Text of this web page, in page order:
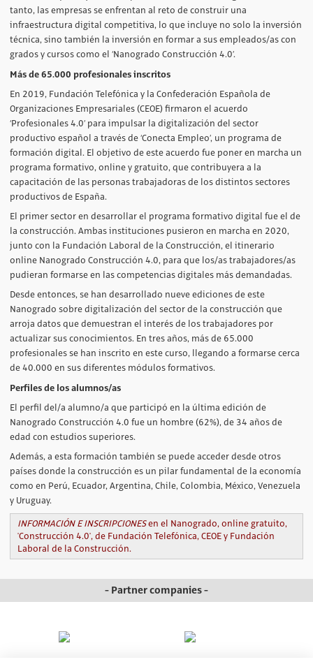
tanto, las empresas se enfrentan al reto de construir una
infraestructura digital competitiva, lo que incluye no solo la inversión
técnica, sino también la inversión en formar a sus empleados/as con
grados y cursos como el ‘Nanogrado Construcción 4.0’.
Más de 65.000 profesionales inscritos
En 2019, Fundación Telefónica y la Confederación Española de
Organizaciones Empresariales (CEOE) firmaron el acuerdo
‘Profesionales 4.0’ para impulsar la digitalización del sector
productivo español a través de ‘Conecta Empleo’, un programa de
formación digital. El objetivo de este acuerdo fue poner en marcha un
programa formativo, online y gratuito, que contribuyera a la
capacitación de las personas trabajadoras de los distintos sectores
productivos de España.
El primer sector en desarrollar el programa formativo digital fue el de
la construcción. Ambas instituciones pusieron en marcha en 2020,
junto con la Fundación Laboral de la Construcción, el itinerario
online Nanogrado Construcción 4.0, para que los/as trabajadores/as
pudieran formarse en las competencias digitales más demandadas.
Desde entonces, se han desarrollado nueve ediciones de este
Nanogrado sobre digitalización del sector de la construcción que
arroja datos que demuestran el interés de los trabajadores por
actualizar sus conocimientos. En tres años, más de 65.000
profesionales se han inscrito en este curso, llegando a formarse cerca
de 40.000 en sus diferentes módulos formativos.
Perfiles de los alumnos/as
El perfil del/a alumno/a que participó en la última edición de
Nanogrado Construcción 4.0 fue un hombre (62%), de 34 años de
edad con estudios superiores.
Además, a esta formación también se puede acceder desde otros
países donde la construcción es un pilar fundamental de la economía
como en Perú, Ecuador, Argentina, Chile, Colombia, México, Venezuela
y Uruguay.
INFORMACIÓN E INSCRIPCIONESen el Nanogrado, online gratuito,
'Construcción 4.0', de Fundación Telefónica, CEOE y Fundación
Laboral de la Construcción.
- Partner companies -